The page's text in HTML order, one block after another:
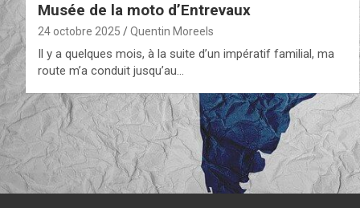
Musée de la moto d’Entrevaux
24 octobre 2025 Quentin Moreels
Il y a quelques mois, à la suite d’un impératif familial, ma
route m’a conduit jusqu’au…